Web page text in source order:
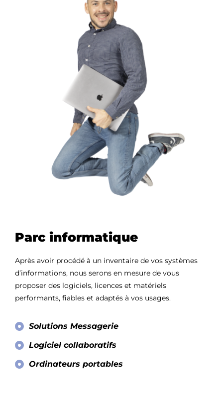
Parc informatique
Après avoir procédé à un inventaire de vos systèmes
d’informations, nous serons en mesure de vous
proposer des logiciels, licences et matériels
performants, fiables et adaptés à vos usages.
Solutions Messagerie
Logiciel collaboratifs
Ordinateurs portables